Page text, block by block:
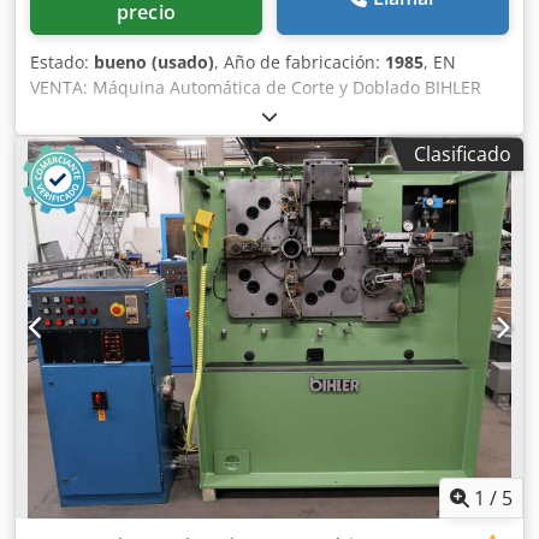
precio
Estado: bueno (usado), Año de fabricación: 1985, EN
VENTA: Máquina Automática de Corte y Doblado BIHLER
RM-30 Equipo de alto rendimiento para la fabricación
automática de piezas metálicas complejas a partir de
alambre o fleje. Identificación y Marca Chjdpfsy Shgpex
Agdea Marca: BIHLER (Otto Bihler Maschinenfabrik,
Alemania). Modelo: RM-30. Año de fabricación: 1985.
Número de máquina: 23589. Capacidades técnicas
(Modelo RM-30) Ancho máximo de banda: 32 mm.
Diámetro máximo de alambre: 3 mm (acero dulce).
Longitud de avance (estándar): Hasta 120 mm. Fuerza
nominal de prensado: 70 kN (7 toneladas). Cadencia de
producción: Regulable, hasta 350 piezas/minuto (según
complejidad). Número de deslizadores: Hasta 5 unidades
estándar de doblado. Equipamiento y configuración
Sistema de control: Consola separada con interfaz de
manejo. Cinemática: Transmisión por levas radiales para
máxima precisión y repetibilidad. Unidad de prensado:
Integrada para operaciones de corte, punzonado o
Clasificado
1 / 5